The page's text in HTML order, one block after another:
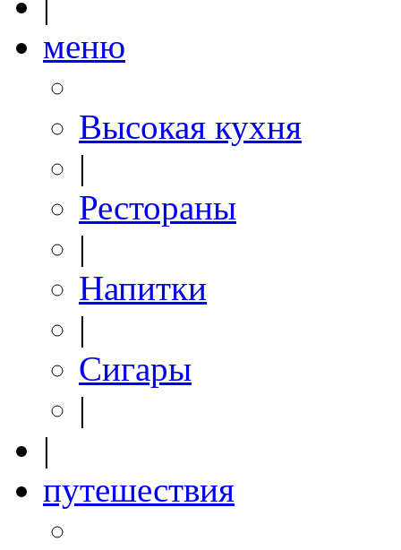
меню
Высокая кухня
|
Рестораны
|
Напитки
|
Сигары
|
|
путешествия